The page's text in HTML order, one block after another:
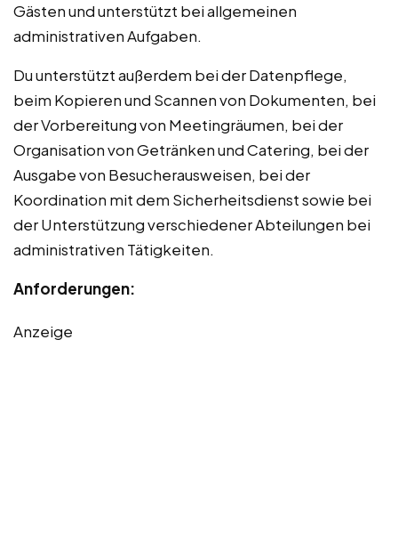
Gästen und unterstützt bei allgemeinen
administrativen Aufgaben.
Du unterstützt außerdem bei der Datenpflege,
beim Kopieren und Scannen von Dokumenten, bei
der Vorbereitung von Meetingräumen, bei der
Organisation von Getränken und Catering, bei der
Ausgabe von Besucherausweisen, bei der
Koordination mit dem Sicherheitsdienst sowie bei
der Unterstützung verschiedener Abteilungen bei
administrativen Tätigkeiten.
Anforderungen:
Anzeige